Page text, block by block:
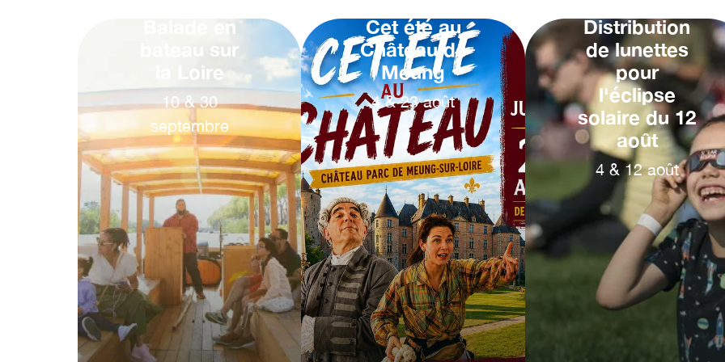
Balade en
bateau sur
la Loire
10 & 30
septembre
Cet été au
Château de
Meung
4 & 23 août
Distribution
de lunettes
pour
l'éclipse
solaire du 12
août
4 & 12 août